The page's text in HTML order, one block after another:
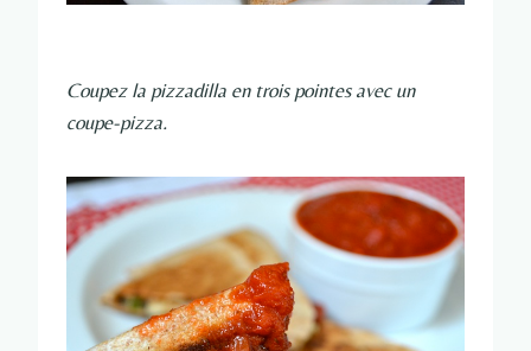
Coupez la pizzadilla en trois pointes avec un
coupe-pizza.